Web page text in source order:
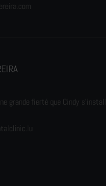
grande fierté que Cindy